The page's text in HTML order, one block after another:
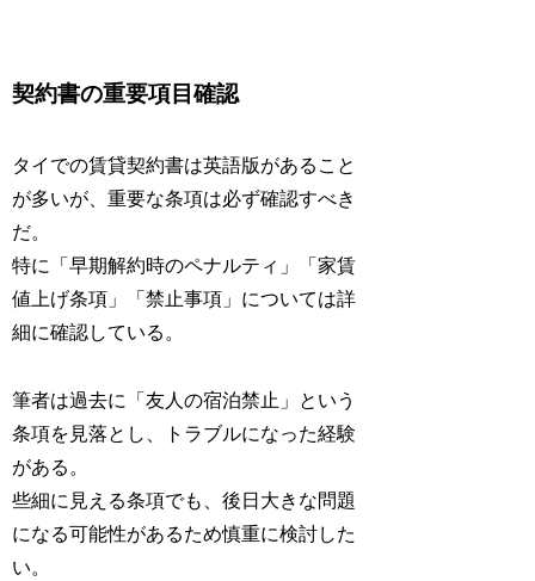
契約書の重要項目確認
タイでの賃貸契約書は英語版があること
が多いが、重要な条項は必ず確認すべき
だ。
特に「早期解約時のペナルティ」「家賃
値上げ条項」「禁止事項」については詳
細に確認している。
筆者は過去に「友人の宿泊禁止」という
条項を見落とし、トラブルになった経験
がある。
些細に見える条項でも、後日大きな問題
になる可能性があるため慎重に検討した
い。